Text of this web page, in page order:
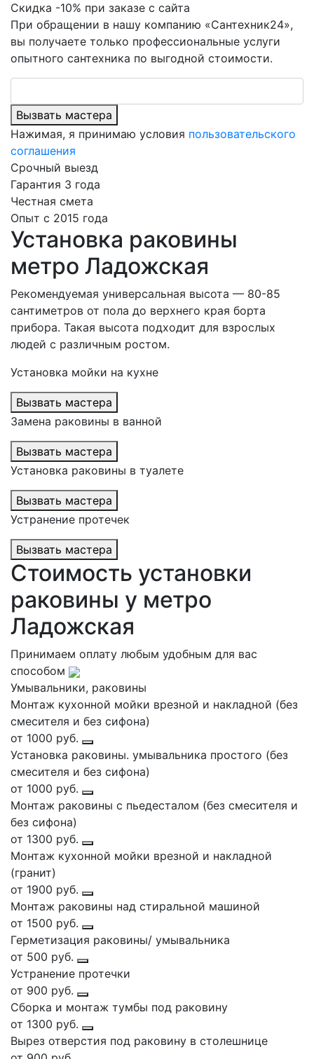
Скидка -10% при заказе с сайта
При обращении в нашу компанию «Сантехник24»,
вы получаете только профессиональные услуги
опытного сантехника по выгодной стоимости.
Вызвать мастера
Нажимая, я принимаю условия пользовательского
соглашения
Срочный выезд
Гарантия 3 года
Честная смета
Опыт с 2015 года
Установка раковины
метро Ладожская
Рекомендуемая универсальная высота — 80-85
сантиметров от пола до верхнего края борта
прибора. Такая высота подходит для взрослых
людей с различным ростом.
Установка мойки на кухне
Вызвать мастера
Замена раковины в ванной
Вызвать мастера
Установка раковины в туалете
Вызвать мастера
Устранение протечек
Вызвать мастера
Стоимость установки
раковины у метро
Ладожская
Принимаем оплату любым удобным для вас
способом
Умывальники, раковины
Монтаж кухонной мойки врезной и накладной (без
смесителя и без сифона)
от 1000 руб.
Установка раковины. умывальника простого (без
смесителя и без сифона)
от 1000 руб.
Монтаж раковины с пьедесталом (без смесителя и
без сифона)
от 1300 руб.
Монтаж кухонной мойки врезной и накладной
(гранит)
от 1900 руб.
Монтаж раковины над стиральной машиной
от 1500 руб.
Герметизация раковины/ умывальника
от 500 руб.
Устранение протечки
от 900 руб.
Сборка и монтаж тумбы под раковину
от 1300 руб.
Вырез отверстия под раковину в столешнице